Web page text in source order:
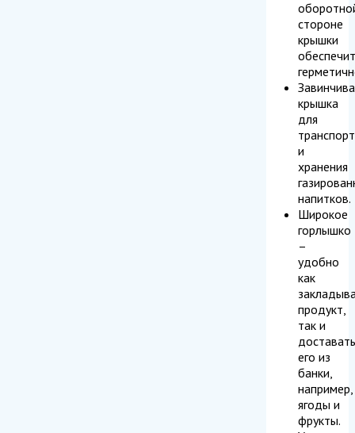
стороне
крышки
обеспечит
крышка
для
и
хранения
напитков.
Широкое
горлышко
–
удобно
как
продукт,
так и
доставать
его из
банки,
например,
ягоды и
фрукты.